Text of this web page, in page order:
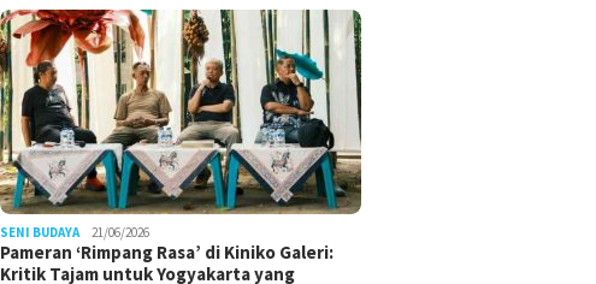
SENI BUDAYA 21/06/2026
Pameran ‘Rimpang Rasa’ di Kiniko Galeri:
Kritik Tajam untuk Yogyakarta yang